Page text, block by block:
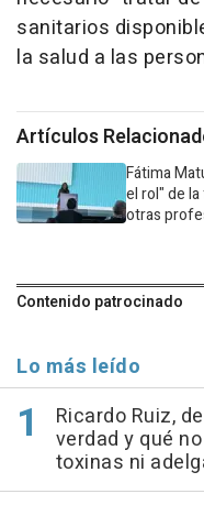
sanitarios
la salud a las
Artículos
Fátima
el rol" de
otras
Contenido patrocinado
Lo más leído
Ricardo Ruiz,
verdad y qué
toxinas ni